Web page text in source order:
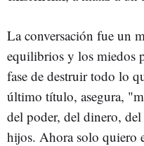
La conversación fue un
equilibrios y los miedos
fase de destruir todo lo
último título, asegura,
del poder, del dinero,
hijos. Ahora solo quiero